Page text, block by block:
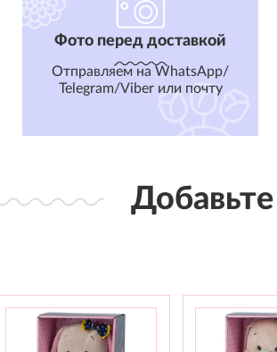
Фото перед доставкой
Отправляем на WhatsApp/
Telegram/Viber или почту